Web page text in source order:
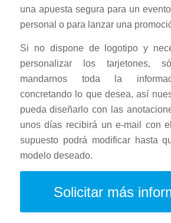
una apuesta segura para un
personal o para lanzar una
Si no dispone de logotipo y
personalizar los tarjetones,
mandarnos toda la
concretando lo que desea, así
pueda diseñarlo con las
unos días recibirá un e-mail con
supuesto podrá modificar hasta
modelo deseado.
Solicitar más